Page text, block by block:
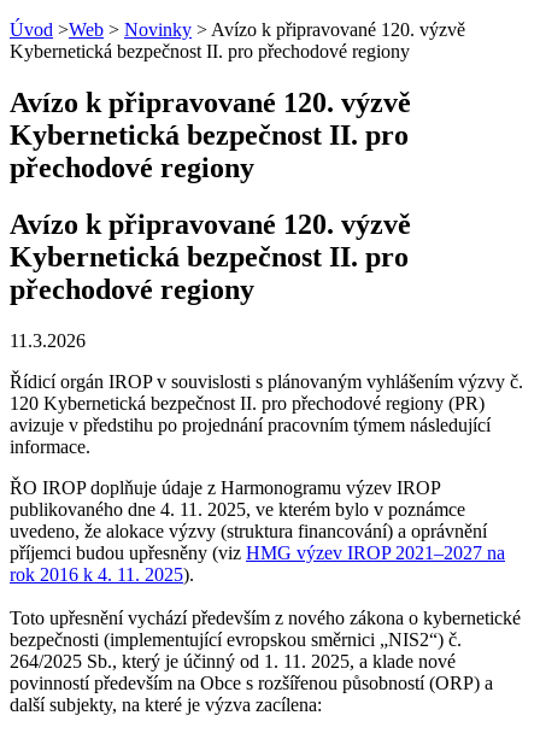
Úvod >Web > Novinky > Avízo k připravované 120. výzvě
Kybernetická bezpečnost II. pro přechodové regiony
Avízo k připravované 120. výzvě
Kybernetická bezpečnost II. pro
přechodové regiony
Avízo k připravované 120. výzvě
Kybernetická bezpečnost II. pro
přechodové regiony
11.3.2026
Řídicí orgán IROP v souvislosti s plánovaným vyhlášením výzvy č.
120 Kybernetická bezpečnost II. pro přechodové regiony (PR)
avizuje v předstihu po projednání pracovním týmem následující
informace.
ŘO IROP doplňuje údaje z Harmonogramu výzev IROP
publikovaného dne 4. 11. 2025, ve kterém bylo v poznámce
uvedeno, že alokace výzvy (struktura financování) a oprávnění
příjemci budou upřesněny (viz HMG výzev IROP 2021–2027 na
rok 2016 k 4. 11. 2025).
Toto upřesnění vychází především z nového zákona o kybernetické
bezpečnosti (implementující evropskou směrnici „NIS2“) č.
264/2025 Sb., který je účinný od 1. 11. 2025, a klade nové
povinností především na Obce s rozšířenou působností (ORP) a
další subjekty, na které je výzva zacílena: